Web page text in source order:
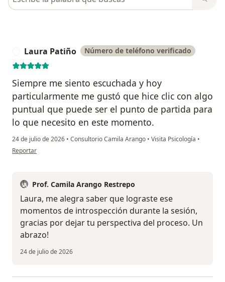
Laura Patiño Número de teléfono verificado
Siempre me siento escuchada y hoy
particularmente me gustó que hice clic con algo
puntual que puede ser el punto de partida para
lo que necesito en este momento.
24 de julio de 2026 • Consultorio Camila Arango • Visita Psicología •
en opinión del usuario Laura Patiño
Reportar
Prof. Camila Arango Restrepo
Laura, me alegra saber que lograste ese
momentos de introspección durante la sesión,
gracias por dejar tu perspectiva del proceso. Un
abrazo!
24 de julio de 2026